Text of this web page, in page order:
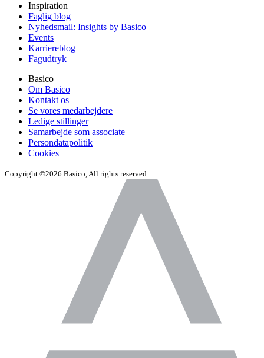
Inspiration
Faglig blog
Nyhedsmail: Insights by Basico
Events
Karriereblog
Fagudtryk
Basico
Om Basico
Kontakt os
Se vores medarbejdere
Ledige stillinger
Samarbejde som associate
Persondatapolitik
Cookies
Copyright ©2026 Basico, All rights reserved